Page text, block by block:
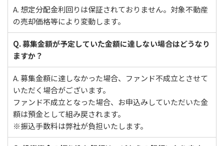
A. 想定分配金利回りは保証されておりません。対象不動産
の売却価格等により変動します。
Q. 募集金額が予定していた金額に達しない場合はどうなり
ますか？
A. 募集金額に達しなかった場合、ファンド不成立とさせて
いただく場合がございます。
ファンド不成立となった場合、お申込みしていただいた金
額は預金として組み戻されます。
※振込手数料は弊社が負担いたします。